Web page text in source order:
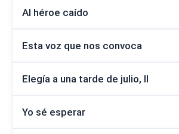
Al héroe caído
Esta voz que nos convoca
Elegía a una tarde de julio, II
Yo sé esperar